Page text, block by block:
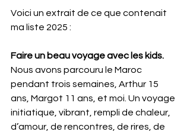
Voici un extrait de ce que contenait
ma liste 2025 :
Faire un beau voyage avec les kids.
Nous avons parcouru le Maroc
pendant trois semaines, Arthur 15
ans, Margot 11 ans, et moi. Un voyage
initiatique, vibrant, rempli de chaleur,
d’amour, de rencontres, de rires, de